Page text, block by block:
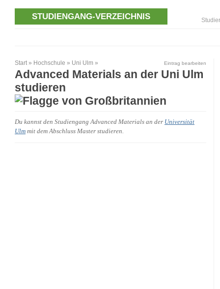
STUDIENGANG-VERZEICHNIS
Start » Hochschule » Uni Ulm » Eintrag bearbeiten
Advanced Materials an der Uni Ulm
studieren
Du kannst den Studiengang Advanced Materials an der Universität
Ulm mit dem Abschluss Master studieren.